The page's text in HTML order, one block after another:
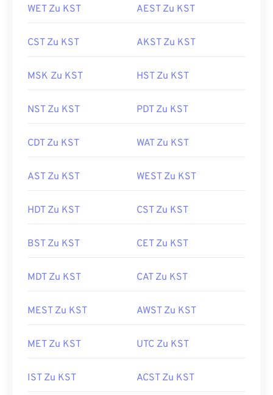
WET Zu KST AEST Zu KST
CST Zu KST AKST Zu KST
MSK Zu KST HST Zu KST
NST Zu KST PDT Zu KST
CDT Zu KST WAT Zu KST
AST Zu KST WEST Zu KST
HDT Zu KST CST Zu KST
BST Zu KST CET Zu KST
MDT Zu KST CAT Zu KST
MEST Zu KST AWST Zu KST
MET Zu KST UTC Zu KST
IST Zu KST ACST Zu KST